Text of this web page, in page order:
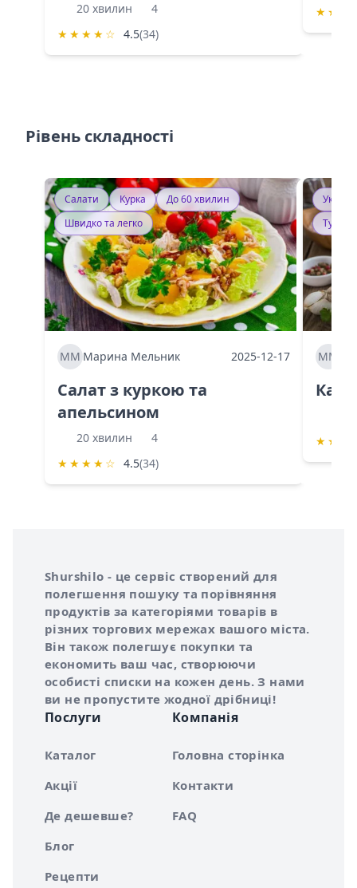
20 хвилин
4
★ ★ ★ ★ ☆ 4.5(34)
★ ★
Рівень складності
Салати Курка
До 60 хвилин
Швидко та легко
ММ Марина Мельник 2025-12-17
Салат з куркою та
апельсином
20 хвилин
4
★ ★ ★ ★ ☆ 4.5(34)
ММ
★ ★
Про сервіс Shurshilo
Shurshilo - це сервіс створений для
полегшення пошуку та порівняння
продуктів за категоріями товарів в
різних торгових мережах вашого міста.
Він також полегшує покупки та
економить ваш час, створюючи
особисті списки на кожен день. З нами
ви не пропустите жодної дрібниці!
Послуги
Каталог
Акції
Де дешевше?
Блог
Рецепти
Компанія
Головна сторінка
Контакти
FAQ